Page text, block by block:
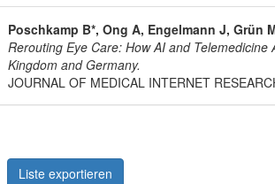
Poschkamp B*, Ong A, Engelmann J, Grün
Rerouting Eye Care: How AI and
Kingdom and Germany.
JOURNAL OF MEDICAL INTERNET
Liste exportieren